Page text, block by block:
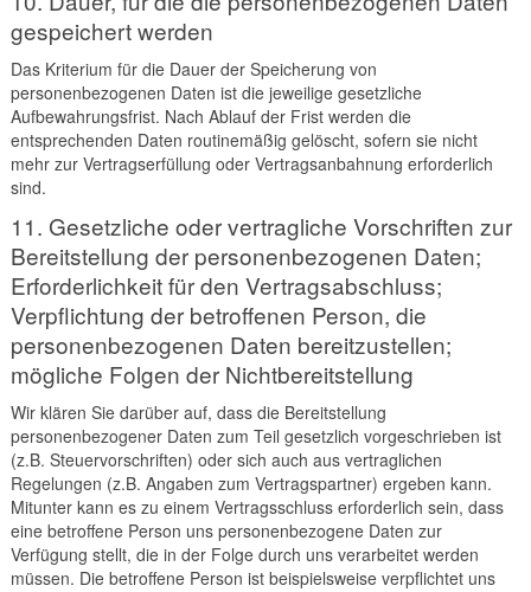
gespeichert werden
Das Kriterium für die Dauer der Speicherung von
personenbezogenen Daten ist die jeweilige gesetzliche
Aufbewahrungsfrist. Nach Ablauf der Frist werden die
entsprechenden Daten routinemäßig gelöscht, sofern sie nicht
mehr zur Vertragserfüllung oder Vertragsanbahnung erforderlich
sind.
11. Gesetzliche oder vertragliche Vorschriften zur
Bereitstellung der personenbezogenen Daten;
Erforderlichkeit für den Vertragsabschluss;
Verpflichtung der betroffenen Person, die
personenbezogenen Daten bereitzustellen;
mögliche Folgen der Nichtbereitstellung
Wir klären Sie darüber auf, dass die Bereitstellung
personenbezogener Daten zum Teil gesetzlich vorgeschrieben ist
(z.B. Steuervorschriften) oder sich auch aus vertraglichen
Regelungen (z.B. Angaben zum Vertragspartner) ergeben kann.
Mitunter kann es zu einem Vertragsschluss erforderlich sein, dass
eine betroffene Person uns personenbezogene Daten zur
Verfügung stellt, die in der Folge durch uns verarbeitet werden
müssen. Die betroffene Person ist beispielsweise verpflichtet uns